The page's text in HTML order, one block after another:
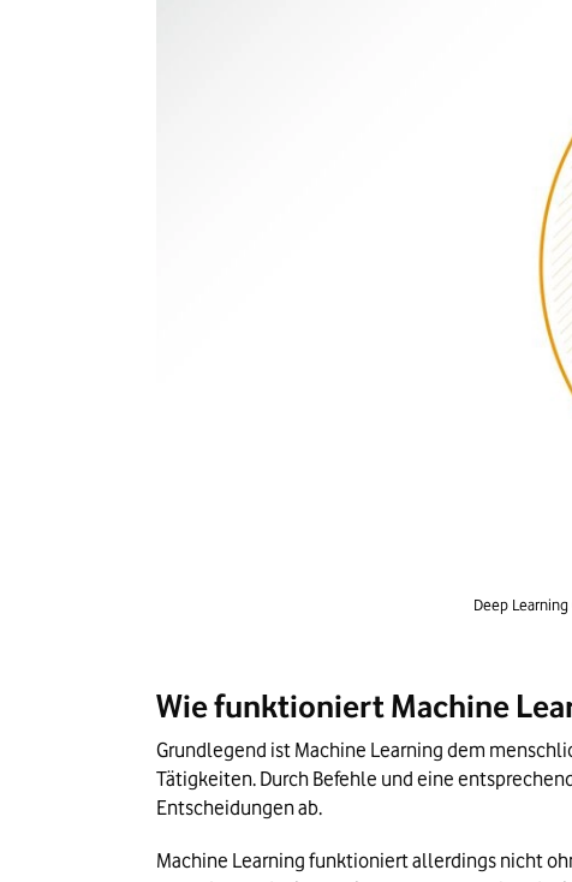
Deep
Wie funktioniert Machine
Grundlegend ist Machine Learning dem
Tätigkeiten. Durch Befehle und eine
Entscheidungen ab.
Machine Learning funktioniert allerdings nicht